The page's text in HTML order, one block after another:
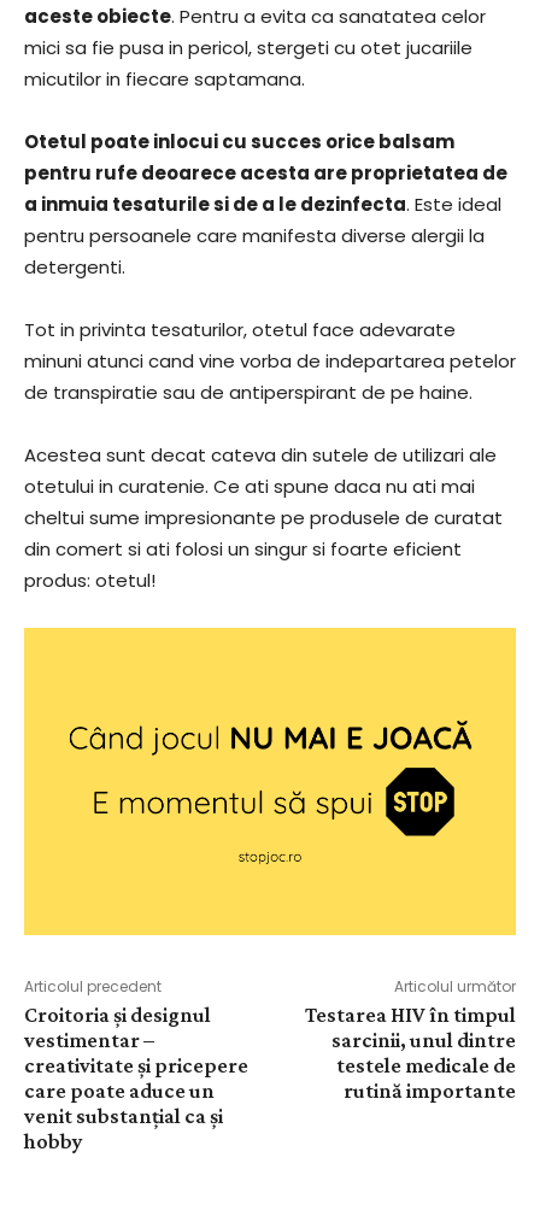
aceste obiecte. Pentru a evita ca sanatatea celor
mici sa fie pusa in pericol, stergeti cu otet jucariile
micutilor in fiecare saptamana.
Otetul poate inlocui cu succes orice balsam
pentru rufe deoarece acesta are proprietatea de
a inmuia tesaturile si de a le dezinfecta. Este ideal
pentru persoanele care manifesta diverse alergii la
detergenti.
Tot in privinta tesaturilor, otetul face adevarate
minuni atunci cand vine vorba de indepartarea petelor
de transpiratie sau de antiperspirant de pe haine.
Acestea sunt decat cateva din sutele de utilizari ale
otetului in curatenie. Ce ati spune daca nu ati mai
cheltui sume impresionante pe produsele de curatat
din comert si ati folosi un singur si foarte eficient
produs: otetul!
Articolul precedent
Croitoria și designul
vestimentar –
creativitate și pricepere
care poate aduce un
venit substanțial ca și
hobby
Articolul următor
Testarea HIV în timpul
sarcinii, unul dintre
testele medicale de
rutină importante